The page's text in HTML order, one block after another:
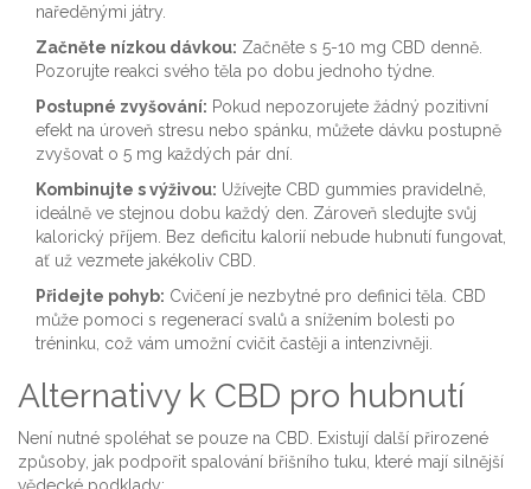
naředěnými játry.
Začněte nízkou dávkou: Začněte s 5-10 mg CBD denně.
Pozorujte reakci svého těla po dobu jednoho týdne.
Postupné zvyšování: Pokud nepozorujete žádný pozitivní
efekt na úroveň stresu nebo spánku, můžete dávku postupně
zvyšovat o 5 mg každých pár dní.
Kombinujte s výživou: Užívejte CBD gummies pravidelně,
ideálně ve stejnou dobu každý den. Zároveň sledujte svůj
kalorický příjem. Bez deficitu kalorií nebude hubnutí fungovat,
ať už vezmete jakékoliv CBD.
Přidejte pohyb: Cvičení je nezbytné pro definici těla. CBD
může pomoci s regenerací svalů a snížením bolesti po
tréninku, což vám umožní cvičit častěji a intenzivněji.
Alternativy k CBD pro hubnutí
Není nutné spoléhat se pouze na CBD. Existují další přirozené
způsoby, jak podpořit spalování břišního tuku, které mají silnější